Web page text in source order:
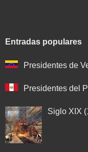
Entradas populares
Presidentes de
Presidentes del
Siglo XIX